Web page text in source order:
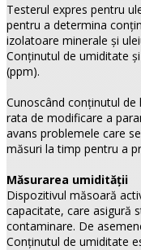
Testerul expres pentru
pentru a determina
izolatoare minerale şi
Conţinutul de umiditate
(ppm).
Cunoscând conţinutul
rata de modificare a
avans problemele care
măsuri la timp pentru a
Măsurarea umidităţii
Dispozitivul măsoară
capacitate, care asigură
contaminare. De
Conţinutul de umiditate